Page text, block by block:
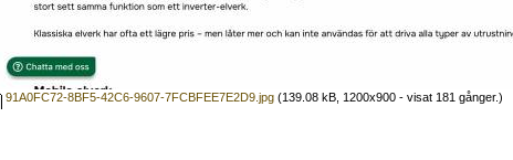
91A0FC72-8BF5-42C6-9607-7FCBFEE7E2D9.jpg(139.08 kB, 1200x900 - visat 181 gånger.)